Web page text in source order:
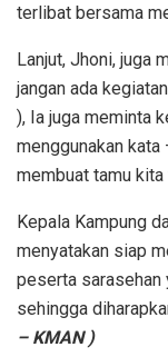
terlibat bersama
Lanjut, Jhoni, juga
jangan ada
), Ia juga meminta
menggunakan kata
membuat tamu kita
Kepala Kampung
menyatakan siap
peserta sarasehan
sehingga
– KMAN )